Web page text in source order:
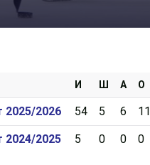
Карелия
МАХ
И Ш А О
2025/2026 54 5 6 11
2024/2025 5 0 0 0